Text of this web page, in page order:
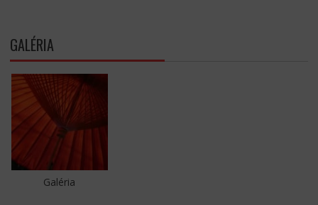
GALÉRIA
Galéria